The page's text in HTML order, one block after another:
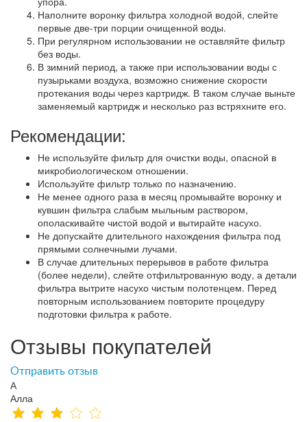
Наполните воронку фильтра холодной водой, слейте
первые две-три порции очищенной воды.
При регулярном использовании не оставляйте фильтр
без воды.
В зимний период, а также при использовании воды с
пузырьками воздуха, возможно снижение скорости
протекания воды через картридж. В таком случае выньте
заменяемый картридж и несколько раз встряхните его.
Рекомендации:
Не используйте фильтр для очистки воды, опасной в
микробиологическом отношении.
Используйте фильтр только по назначению.
Не менее одного раза в месяц промывайте воронку и
кувшин фильтра слабым мыльным раствором,
ополаскивайте чистой водой и вытирайте насухо.
Не допускайте длительного нахождения фильтра под
прямыми солнечными лучами.
В случае длительных перерывов в работе фильтра
(более недели), слейте отфильтрованную воду, а детали
фильтра вытрите насухо чистым полотенцем. Перед
повторным использованием повторите процедуру
подготовки фильтра к работе.
Отзывы покупателей
Отправить отзыв
А
Алла